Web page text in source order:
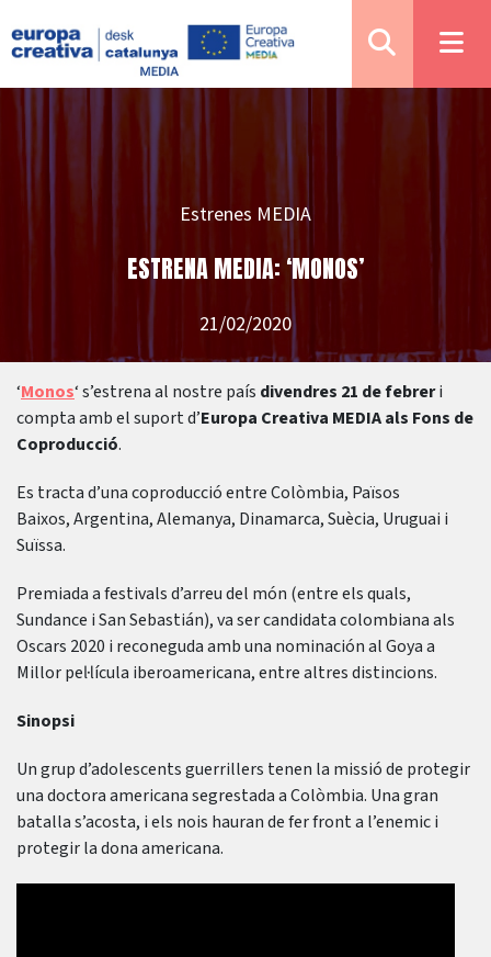
Estrenes MEDIA
ESTRENA MEDIA: ‘MONOS’
21/02/2020
‘Monos‘ s’estrena al nostre país divendres 21 de febreri
compta amb el suport d’Europa Creativa MEDIA als Fons de
Coproducció.
Es tracta d’una coproducció entre Colòmbia, Països
Baixos, Argentina, Alemanya, Dinamarca, Suècia, Uruguai i
Suïssa.
Premiada a festivals d’arreu del món (entre els quals,
Sundance i San Sebastián), va ser candidata colombiana als
Oscars 2020 i reconeguda amb una nominación al Goya a
Millor pel·lícula iberoamericana, entre altres distincions.
Sinopsi
Un grup d’adolescents guerrillers tenen la missió de protegir
una doctora americana segrestada a Colòmbia. Una gran
batalla s’acosta, i els nois hauran de fer front a l’enemic i
protegir la dona americana.